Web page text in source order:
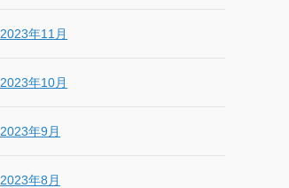
2023年11月
2023年10月
2023年9月
2023年8月